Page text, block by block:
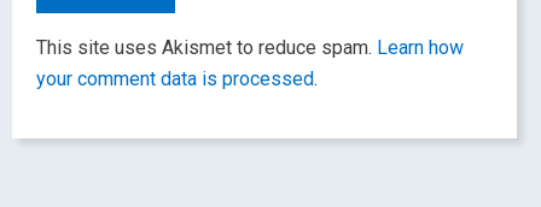
This site uses Akismet to reduce spam. Learn how
your comment data is processed.